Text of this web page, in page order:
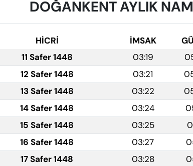
DOĞANKENT AYLIK
HİCRİ İMSAK
11 Safer 1448 03:19
12 Safer 1448 03:21
13 Safer 1448 03:22
14 Safer 1448 03:24
15 Safer 1448 03:25
16 Safer 1448 03:27
17 Safer 1448 03:28